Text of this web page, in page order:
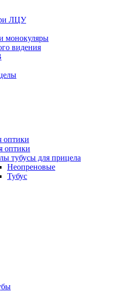
ЛЦУ
монокуляры
видения
оптики
оптики
тубусы для прицела
Неопреновые
Тубус